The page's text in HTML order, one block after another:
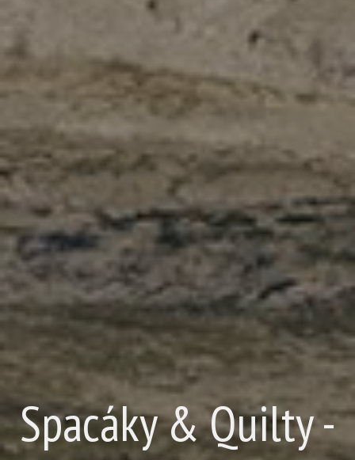
Spacáky & Quilty -